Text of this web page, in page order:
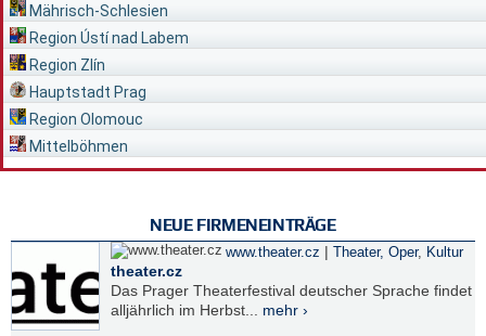
Mährisch-Schlesien
Region Ústí nad Labem
Region Zlín
Hauptstadt Prag
Region Olomouc
Mittelböhmen
NEUE FIRMENEINTRÄGE
www.theater.cz | Theater, Oper, Kultur
theater.cz
Das Prager Theaterfestival deutscher Sprache findet
alljährlich im Herbst... mehr ›